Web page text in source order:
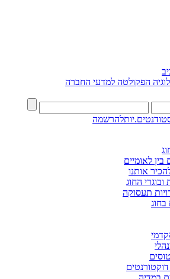
הפקולטה למדעי החברה
להרשמה
בין לאומיים
אותנו
ובוגרי החוג
תעסוקה
בחוג